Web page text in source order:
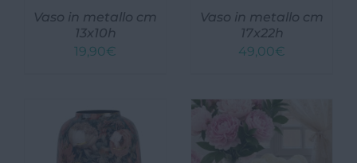
Vaso in metallo cm
13x10h
19,90€
Vaso in metallo cm
17x22h
49,00€